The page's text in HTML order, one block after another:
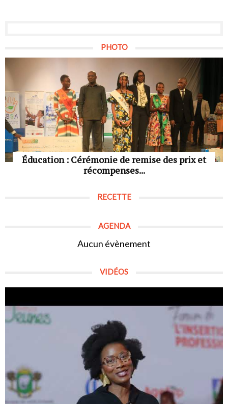
PHOTO
Éducation : Cérémonie de remise des prix et
récompenses...
RECETTE
AGENDA
Aucun évènement
VIDÉOS